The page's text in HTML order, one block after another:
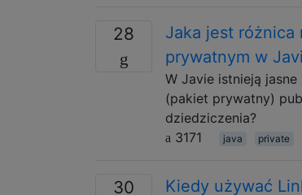
28
Jaka jest
prywatnym w
W Javie istnieją
(pakiet prywatny)
dziedziczenia?
3171
java private
30 Kiedy używać